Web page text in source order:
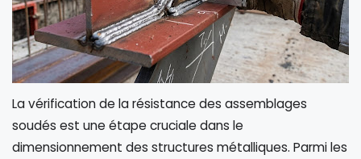
La vérification de la résistance des assemblages
soudés est une étape cruciale dans le
dimensionnement des structures métalliques. Parmi les